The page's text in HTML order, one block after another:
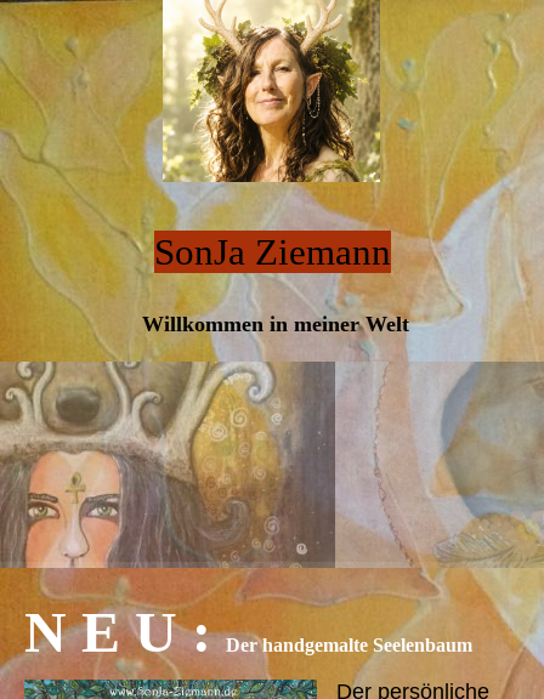
SonJa Ziemann
Willkommen in meiner Welt
N E U :Der handgemalte Seelenbaum
Der persönliche